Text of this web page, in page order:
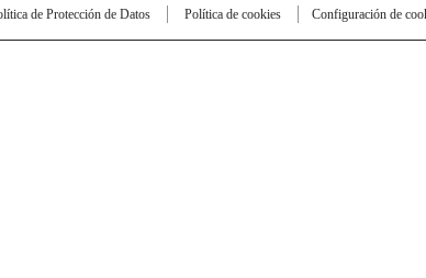
de Protección de Datos Política de cookies Configuración de